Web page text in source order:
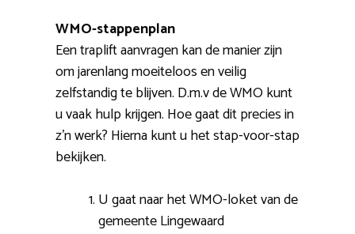
WMO-stappenplan
Een traplift aanvragen kan de manier zijn
om jarenlang moeiteloos en veilig
zelfstandig te blijven. D.m.v de WMO kunt
u vaak hulp krijgen. Hoe gaat dit precies in
z’n werk? Hierna kunt u het stap-voor-stap
bekijken.
U gaat naar het WMO-loket van de
gemeente Lingewaard